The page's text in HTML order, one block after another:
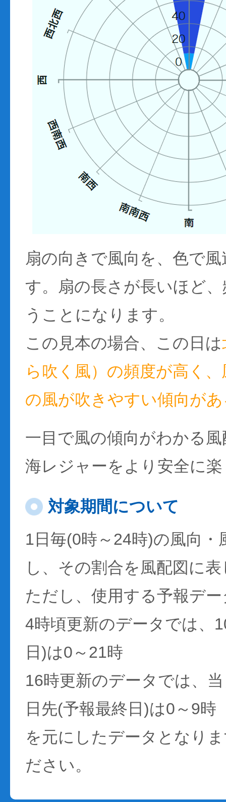
扇の向きで風向を、色で
す。扇の長さが長いほど
うことになります。
この見本の場合、この日は
ら吹く風）の頻度が高く
の風が吹きやすい傾向が
一目で風の傾向がわかる
海レジャーをより安全に
対象期間について
1日毎(0時～24時)の風向・
し、その割合を風配図に
ただし、使用する予報デ
4時頃更新のデータでは、
日)は0～21時
16時更新のデータでは、
日先(予報最終日)は0～9時
を元にしたデータとなり
ださい。